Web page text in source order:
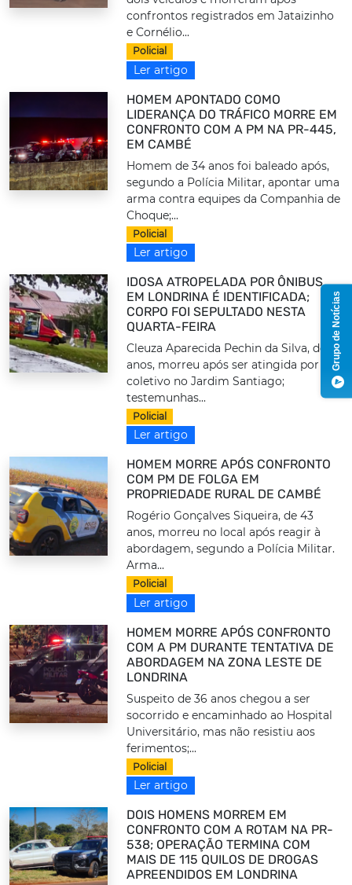
confrontos registrados em Jataizinho
e Cornélio...
Policial
Ler artigo
HOMEM APONTADO COMO
LIDERANÇA DO TRÁFICO MORRE EM
CONFRONTO COM A PM NA PR-445,
EM CAMBÉ
Homem de 34 anos foi baleado após,
segundo a Polícia Militar, apontar uma
arma contra equipes da Companhia de
Choque;...
Policial
Ler artigo
IDOSA ATROPELADA POR ÔNIBUS
EM LONDRINA É IDENTIFICADA;
CORPO FOI SEPULTADO NESTA
QUARTA-FEIRA
Cleuza Aparecida Pechin da Silva, de 73
anos, morreu após ser atingida por um
coletivo no Jardim Santiago;
testemunhas...
Policial
Ler artigo
HOMEM MORRE APÓS CONFRONTO
COM PM DE FOLGA EM
PROPRIEDADE RURAL DE CAMBÉ
Rogério Gonçalves Siqueira, de 43
anos, morreu no local após reagir à
abordagem, segundo a Polícia Militar.
Arma...
Policial
Ler artigo
HOMEM MORRE APÓS CONFRONTO
COM A PM DURANTE TENTATIVA DE
ABORDAGEM NA ZONA LESTE DE
LONDRINA
Suspeito de 36 anos chegou a ser
socorrido e encaminhado ao Hospital
Universitário, mas não resistiu aos
ferimentos;...
Policial
Ler artigo
DOIS HOMENS MORREM EM
CONFRONTO COM A ROTAM NA PR-
538; OPERAÇÃO TERMINA COM
MAIS DE 115 QUILOS DE DROGAS
APREENDIDOS EM LONDRINA
Grupo de Notícias